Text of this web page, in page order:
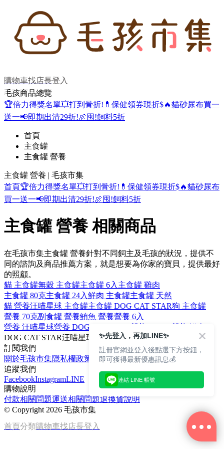
購物車找店長登入
毛孩商品總覽
🏆倍力得獎名單💥打到骨折! 💊保健領券現折$🔥貓砂尿布買一
送一📢即期出清29折!🍖囤!飼料5折
首頁
主食罐
主食罐 營養
主食罐 營養 | 毛孩市集
首頁🏆倍力得獎名單💥打到骨折! 💊保健領券現折$🔥貓砂尿布
買一送一📢即期出清29折!🍖囤!飼料5折
主食罐 營養 相關商品
在毛孩市集主食罐 營養針對不同飼主及毛孩的狀況，提供不
同的諮詢及商品推薦方案，就是想要為你家的寶貝，提供最好
的照顧。
貓 主食罐無穀 主食罐主食罐 6入 主食罐 雞肉
主食罐 80克主食罐 24入鮮肉 主食罐主食罐 天然
貓 營養汪喵星球 主食罐主食罐 DOG CAT STAR狗 主食罐
營養 70克副食罐 營養鮪魚 營養營養 6入
營養 汪喵星球營養 DOG CAT STAR
DOG CAT STAR汪喵星球 無膠貓鮮肉
訂閱我們
關於毛孩市集隱私權政策
文章
追蹤我們
FacebookInstagramLINE
購物說明
付款相關問題運送相關問題退換貨說明
© Copyright 2026 毛孩市集
首頁分類購物車找店長登入
✨先登入，再加LINE✨
註冊官網並登入後點選下方按鈕，
即可獲得最新優惠訊息💰
連結 LINE 帳號